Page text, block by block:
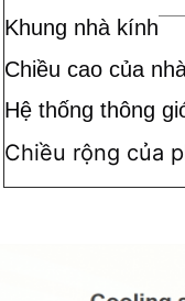
Khung nhà kính
Chiều cao của
Hệ thống thông
Chiều rộng của